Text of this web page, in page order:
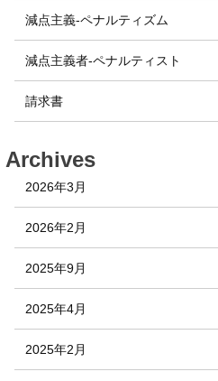
減点主義-ペナルティズム
減点主義者-ペナルティスト
請求書
Archives
2026年3月
2026年2月
2025年9月
2025年4月
2025年2月